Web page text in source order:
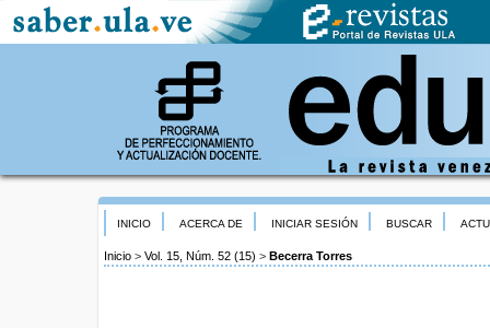
INICIO ACERCA DE INICIAR SESIÓN BUSCAR
Inicio > Vol. 15, Núm. 52 (15) > Becerra Torres